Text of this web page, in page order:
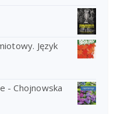
Język
- Chojnowska